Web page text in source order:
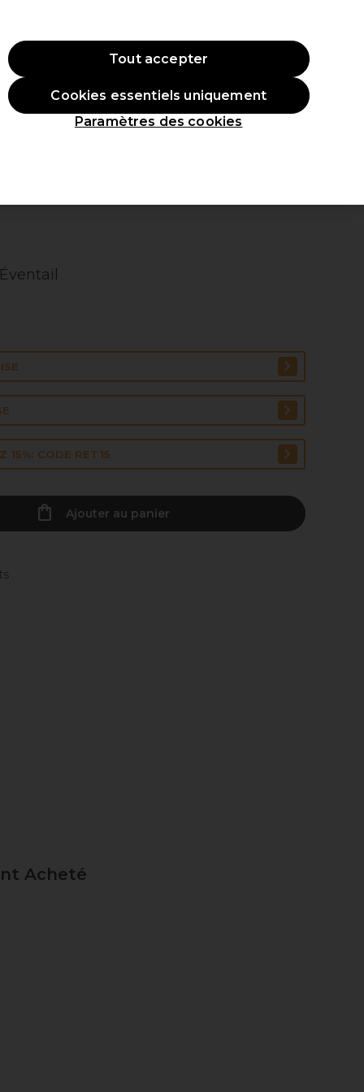
Se connecter
produits Inspirations Les Prix Professionnels
15%: CODE RET15
Ajouter au panier
Acheté
Paramètres des cookies
Cookies essentiels uniquement
Tout accepter